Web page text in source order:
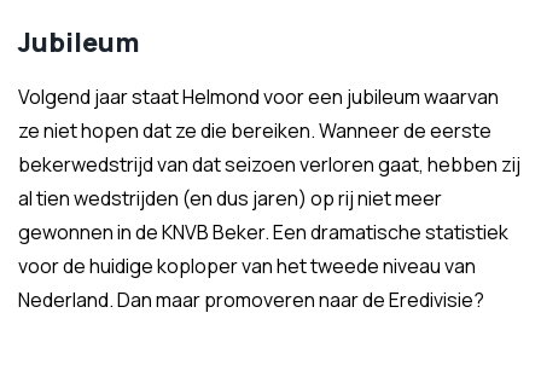
Jubileum
Volgend jaar staat Helmond voor een jubileum waarvan
ze niet hopen dat ze die bereiken. Wanneer de eerste
bekerwedstrijd van dat seizoen verloren gaat, hebben zij
al tien wedstrijden (en dus jaren) op rij niet meer
gewonnen in de KNVB Beker. Een dramatische statistiek
voor de huidige koploper van het tweede niveau van
Nederland. Dan maar promoveren naar de Eredivisie?